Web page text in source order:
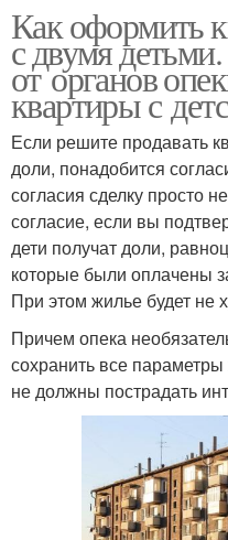
Как оформить
с двумя
от органов
квартиры с
Если решите продавать
доли, понадобится
согласия сделку просто
согласие, если вы
дети получат доли,
которые были оплачены
При этом жилье будет не
Причем опека
сохранить все
не должны пострадать